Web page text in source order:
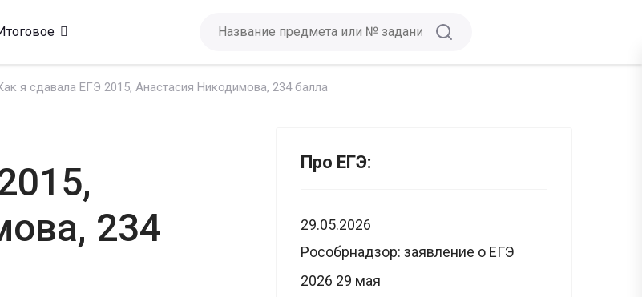
я сдавала ЕГЭ 2015, Анастасия Никодимова, 234 балла
234
Про ЕГЭ:
29.05.2026
Рособрнадзор: заявление о ЕГЭ
2026 29 мая